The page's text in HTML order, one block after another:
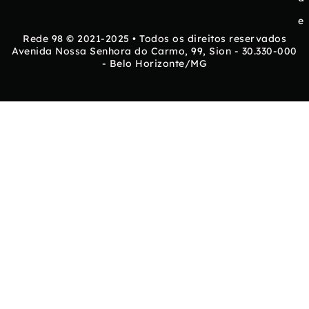
e
Rede 98 © 2021-2025 • Todos os direitos reservados
Avenida Nossa Senhora do Carmo, 99, Sion - 30.330-000
- Belo Horizonte/MG